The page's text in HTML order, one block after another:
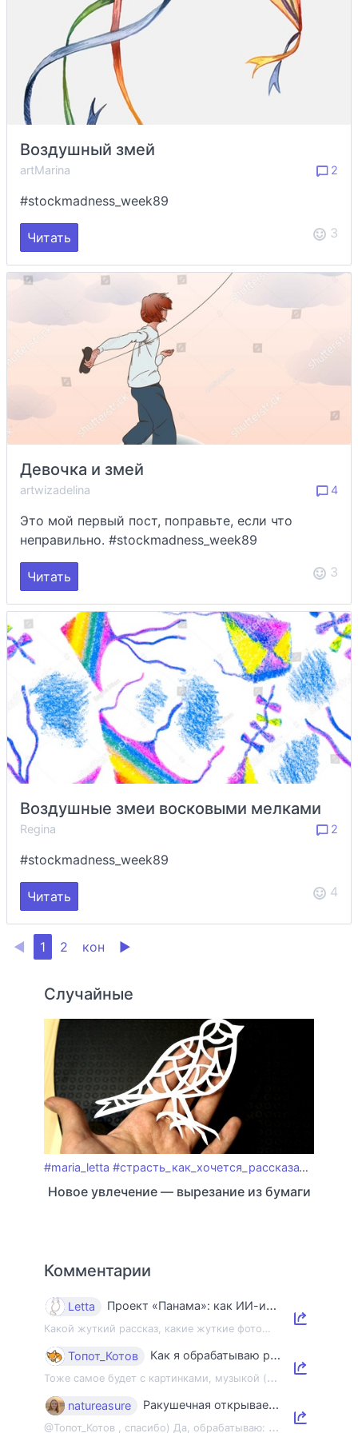
Воздушный змей
artMarina 2
#stockmadness_week89
Читать 3
Девочка и змей
artwizadelina 4
Это мой первый пост, поправьте, если что
неправильно. #stockmadness_week89
Читать 3
Воздушные змеи восковыми мелками
Regina 2
#stockmadness_week89
Читать 4
◀ 1 2 кон ▶
Случайные
#maria_letta #страсть_как_хочется_рассказать
Новое увлечение — вырезание из бумаги
Комментарии
Letta Проект «Панама»: как ИИ-индустрия уничтожает книги и знания
Какой жуткий рассказ, какие жуткие фото…
Топот_Котов Как я обрабатываю ракушки
Т
оже самое будет с картинками, музыкой (mp3) и некоторыми файлами (pdf, zip) 😊 Н...
natureasure Ракушечная открывает двери
@
Топот_Котов , спасибо) Да, обрабатываю: сначала замачиваю в мыльном растворе, п...